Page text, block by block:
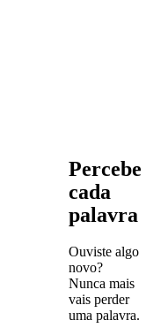
Percebe
cada
palavra
Ouviste algo
novo?
Nunca mais
vais perder
uma palavra.